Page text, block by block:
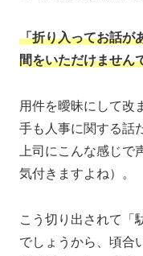
「折り入ってお話が
間をいただけません
用件を曖昧にして改
手も人事に関する話
上司にこんな感じで
気付きますよね）。
こう切り出されて「
でしょうから、頃合